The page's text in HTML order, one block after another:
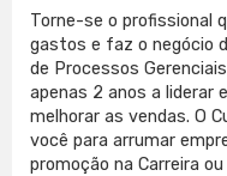
Torne-se o profissional
gastos e faz o negócio
de Processos
apenas 2 anos a liderar
melhorar as vendas. O
você para arrumar
promoção na Carreira